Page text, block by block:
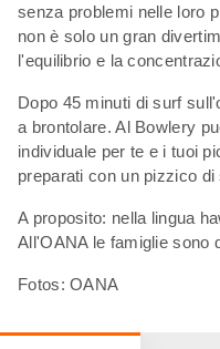
senza problemi nelle loro
non è solo un gran
l'equilibrio e la
Dopo 45 minuti di surf
a brontolare. Al Bowlery
individuale per te e i tuoi
preparati con un pizzico di
A proposito: nella lingua
All'OANA le famiglie sono
Fotos: OANA